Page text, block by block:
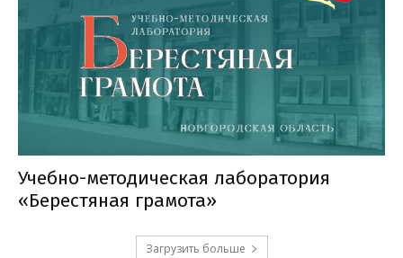
Учебно-методическая лаборатория
«Берестяная грамота»
Загрузить больше